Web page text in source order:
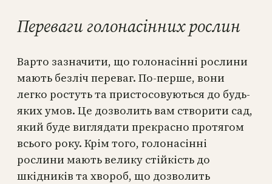
Переваги голонасінних рослин
Варто зазначити, що голонасінні рослини
мають безліч переваг. По-перше, вони
легко ростуть та пристосовуються до будь-
яких умов. Це дозволить вам створити сад,
який буде виглядати прекрасно протягом
всього року. Крім того, голонасінні
рослини мають велику стійкість до
шкідників та хвороб, що дозволить